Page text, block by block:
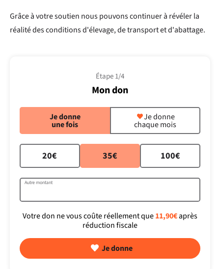
Grâce à votre soutien nous pouvons continuer à révéler la
réalité des conditions d'élevage, de transport et d'abattage.
Mon don
Étape 1/4
Je donne
une fois
Je donne
chaque mois
20€ 35€ 100€
Autre montant
Votre don ne vous coûte réellement que11,90€après
réduction fiscale
Je donne